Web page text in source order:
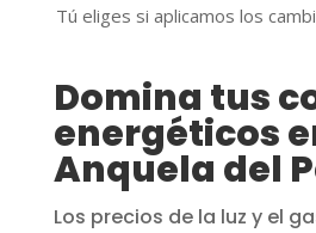
Tú eliges si aplicamos los
Domina tus
energéticos
Anquela del
Los precios de la luz y el